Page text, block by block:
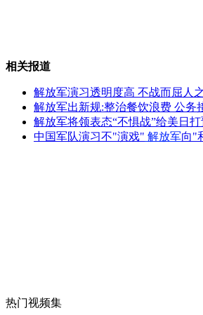
楼市离婚潮：沪假离婚咨询连日
相关报道
解放军演习透明度高 不战而屈人
解放军出新规:整治餐饮浪费 公务
解放军将领表态“不惧战”给美日
中国军队演习不"演戏" 解放军向"
热门视频集